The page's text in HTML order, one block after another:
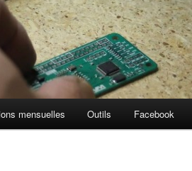
mensuelles Outils Facebook